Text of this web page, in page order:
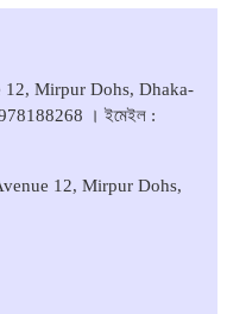
12, Mirpur Dohs, Dhaka-
। ইমেইল :
12, Mirpur Dohs,